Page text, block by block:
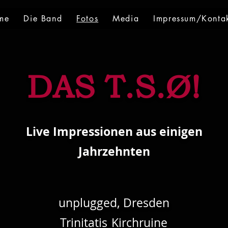
Die Band Fotos Media Impressum/
DAS T.S.Ø!
Live Impressionen aus einigen
Jahrzehnten
unplugged, Dresden
Trinitatis Kirchruine